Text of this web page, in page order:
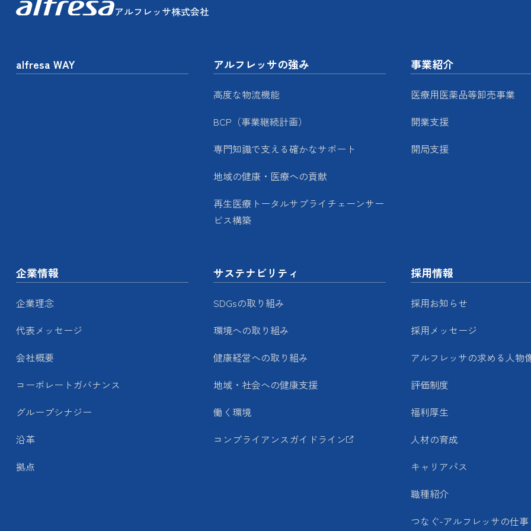
アルフレッサ株式会社
alfresa WAY アルフレッサの強み
高度な物流機能
BCP（事業継続計画）
専門知識で支える確かなサポート
地域の健康・医療への貢献
再生医療トータルサプライチェーンサー
ビス構築
事業紹介
医療用医薬品等卸売事業
開業支援
開局支援
企業情報
企業理念
代表メッセージ
会社概要
コーポレートガバナンス
グループシナジー
沿革
拠点
サステナビリティ
SDGsの取り組み
環境への取り組み
健康経営への取り組み
地域・社会への健康支援
働く環境
コンプライアンスガイドライン
採用情報
採用お知らせ
採用メッセージ
アルフレッサの求める人物
評価制度
福利厚生
人材の育成
キャリアパス
職種紹介
つなぐ-アルフレッサの仕事